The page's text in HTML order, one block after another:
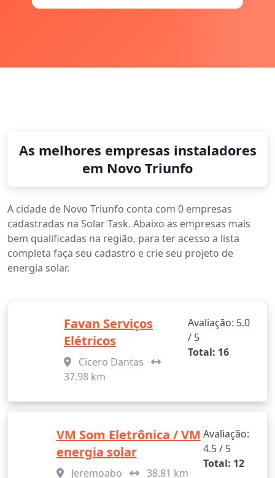
As melhores empresas instaladores
em Novo Triunfo
A cidade de Novo Triunfo conta com 0 empresas
cadastradas na Solar Task. Abaixo as empresas mais
bem qualificadas na região, para ter acesso a lista
completa faça seu cadastro e crie seu projeto de
energia solar.
Favan Serviços
Elétricos
Cícero Dantas
37.98 km
Avaliação: 5.0
/ 5
Total: 16
VM Som Eletrônica / VM
energia solar
Jeremoabo 38.81 km
Avaliação:
4.5 / 5
Total: 12